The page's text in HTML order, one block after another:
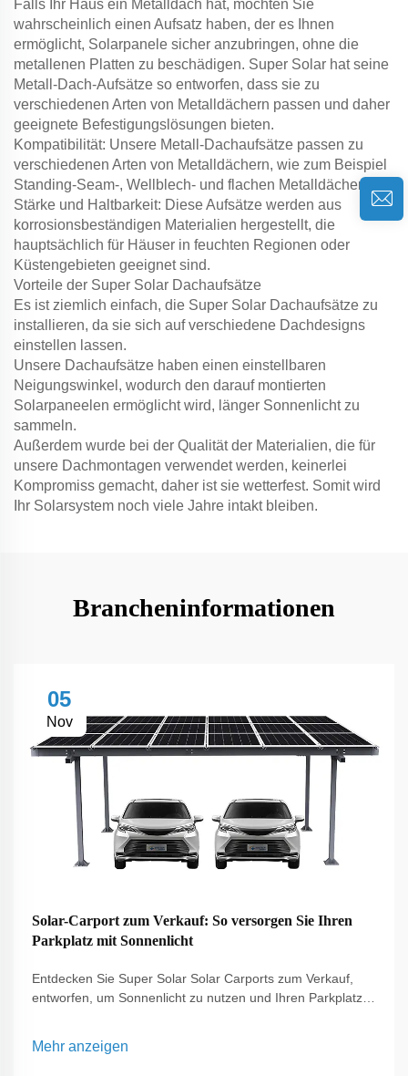
Falls Ihr Haus ein Metalldach hat, möchten Sie
wahrscheinlich einen Aufsatz haben, der es Ihnen
ermöglicht, Solarpanele sicher anzubringen, ohne die
metallenen Platten zu beschädigen. Super Solar hat seine
Metall-Dach-Aufsätze so entworfen, dass sie zu
verschiedenen Arten von Metalldächern passen und daher
geeignete Befestigungslösungen bieten.
Kompatibilität: Unsere Metall-Dachaufsätze passen zu
verschiedenen Arten von Metalldächern, wie zum Beispiel
Standing-Seam-, Wellblech- und flachen Metalldächern.
Stärke und Haltbarkeit: Diese Aufsätze werden aus
korrosionsbeständigen Materialien hergestellt, die
hauptsächlich für Häuser in feuchten Regionen oder
Küstengebieten geeignet sind.
Vorteile der Super Solar Dachaufsätze
Es ist ziemlich einfach, die Super Solar Dachaufsätze zu
installieren, da sie sich auf verschiedene Dachdesigns
einstellen lassen.
Unsere Dachaufsätze haben einen einstellbaren
Neigungswinkel, wodurch den darauf montierten
Solarpaneelen ermöglicht wird, länger Sonnenlicht zu
sammeln.
Außerdem wurde bei der Qualität der Materialien, die für
unsere Dachmontagen verwendet werden, keinerlei
Kompromiss gemacht, daher ist sie wetterfest. Somit wird
Ihr Solarsystem noch viele Jahre intakt bleiben.
Brancheninformationen
05
Nov
Solar-Carport zum Verkauf: So versorgen Sie Ihren
Parkplatz mit Sonnenlicht
Entdecken Sie Super Solar Solar Carports zum Verkauf,
entworfen, um Sonnenlicht zu nutzen und Ihren Parkplatz
Schutz für Fahrzeuge in Wohn- und Gewerbeumgebungen.
Mehr anzeigen